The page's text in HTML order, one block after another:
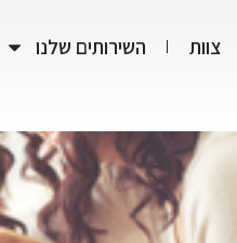
צוות השירותים שלנו